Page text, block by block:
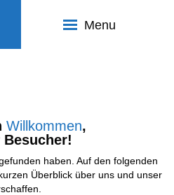
Menu
Schnaubelt
Willkommen,
Besucher!
haben. Auf den folgenden
Überblick über uns und unser